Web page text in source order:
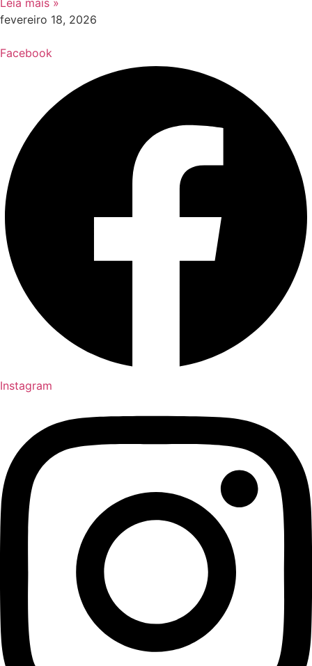
fevereiro 18, 2026
Facebook
Instagram